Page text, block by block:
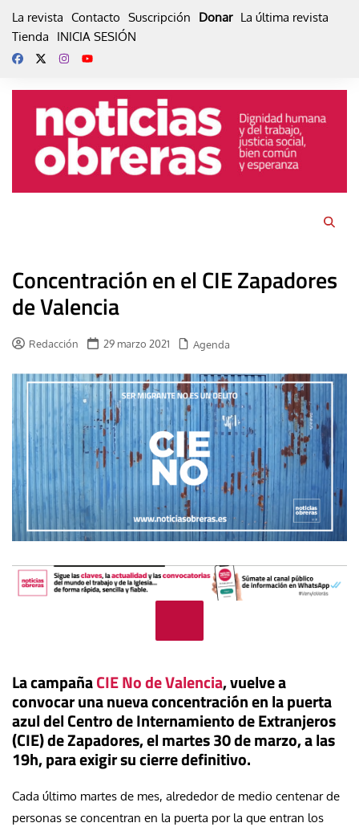
La revista Contacto Suscripción Donar La última revista
Tienda
INICIA SESIÓN
Concentración en el CIE Zapadores
de Valencia
Redacción 29 marzo 2021 Agenda
La campañaCIE No de Valencia, vuelve a
convocar una nueva concentración en la puerta
azul del Centro de Internamiento de Extranjeros
(CIE) de Zapadores, el martes 30 de marzo, a las
19h, para exigir su cierre definitivo.
Cada último martes de mes, alrededor de medio centenar de
personas se concentran en la puerta por la que entran los